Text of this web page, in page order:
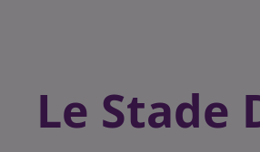
Le Stade